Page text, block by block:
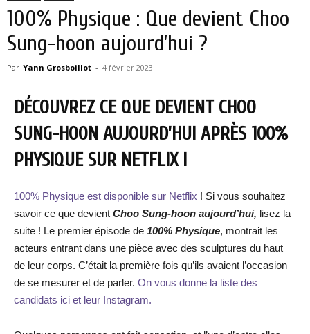
100% Physique : Que devient Choo
Sung-hoon aujourd’hui ?
Par Yann Grosboillot - 4 février 2023
DÉCOUVREZ CE QUE DEVIENT CHOO
SUNG-HOON AUJOURD’HUI APRÈS 100%
PHYSIQUE SUR NETFLIX !
100% Physique est disponible sur Netflix ! Si vous souhaitez
savoir ce que devient Choo Sung-hoon aujourd’hui, lisez la
suite ! Le premier épisode de 100% Physique, montrait les
acteurs entrant dans une pièce avec des sculptures du haut
de leur corps. C’était la première fois qu’ils avaient l’occasion
de se mesurer et de parler. On vous donne la liste des
candidats ici et leur Instagram.